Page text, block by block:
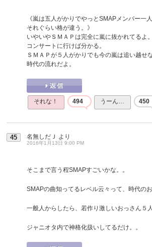
《嵐は五人がかりでやっとSMAPメンバー一
それぐらい格が違う。》
いやいやＳＭＡＰは完全に嵐に抜かれてるよ。
コンサートに行けば分かる。
ＳＭＡＰが５人がかりでも今の嵐は追い越せな
時代の流れだよ。
それな！ 494 うーん… 450
45 名無しだＪ より
2016年1月13日 9:00 PM
そこまで言う程SMAPすごいかな。。
SMAPの曲知ってるレベル云々って、時代の
一般人からしたら、若作り激しいおっさん５人
ジャニオタ内で神格化扱いしてるだけ。。